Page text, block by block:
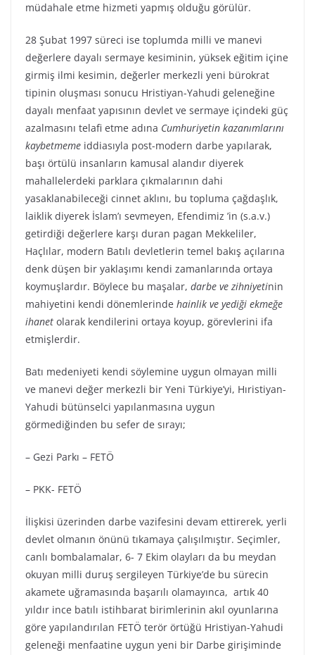
müdahale etme hizmeti yapmış olduğu görülür.
28 Şubat 1997 süreci ise toplumda milli ve manevi
değerlere dayalı sermaye kesiminin, yüksek eğitim içine
girmiş ilmi kesimin, değerler merkezli yeni bürokrat
tipinin oluşması sonucu Hristiyan-Yahudi geleneğine
dayalı menfaat yapısının devlet ve sermaye içindeki güç
azalmasını telafi etme adına Cumhuriyetin kazanımlarını
kaybetmeme iddiasıyla post-modern darbe yapılarak,
başı örtülü insanların kamusal alandır diyerek
mahallelerdeki parklara çıkmalarının dahi
yasaklanabileceği cinnet aklını, bu topluma çağdaşlık,
laiklik diyerek İslam’ı sevmeyen, Efendimiz ’in (s.a.v.)
getirdiği değerlere karşı duran pagan Mekkeliler,
Haçlılar, modern Batılı devletlerin temel bakış açılarına
denk düşen bir yaklaşımı kendi zamanlarında ortaya
koymuşlardır. Böylece bu maşalar, darbe ve zihniyetinin
mahiyetini kendi dönemlerinde hainlik ve yediği ekmeğe
ihanet olarak kendilerini ortaya koyup, görevlerini ifa
etmişlerdir.
Batı medeniyeti kendi söylemine uygun olmayan milli
ve manevi değer merkezli bir Yeni Türkiye’yi, Hıristiyan-
Yahudi bütünselci yapılanmasına uygun
görmediğinden bu sefer de sırayı;
– Gezi Parkı – FETÖ
– PKK- FETÖ
İlişkisi üzerinden darbe vazifesini devam ettirerek, yerli
devlet olmanın önünü tıkamaya çalışılmıştır. Seçimler,
canlı bombalamalar, 6- 7 Ekim olayları da bu meydan
okuyan milli duruş sergileyen Türkiye’de bu sürecin
akamete uğramasında başarılı olamayınca, artık 40
yıldır ince batılı istihbarat birimlerinin akıl oyunlarına
göre yapılandırılan FETÖ terör örtüğü Hristiyan-Yahudi
geleneği menfaatine uygun yeni bir Darbe girişiminde